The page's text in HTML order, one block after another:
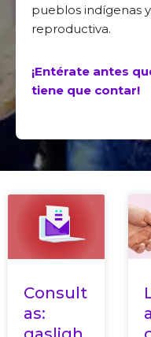
pueblos indígenas
reproductiva.
¡Entérate antes
tiene que contar!
Consult
as: